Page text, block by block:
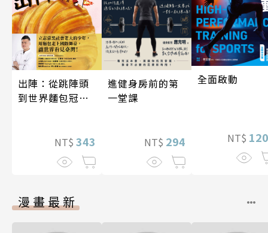
出陣：從跳陣頭
到世界麵包冠
NT$ 343
進健身房前的第
一堂課
NT$ 294
全面啟動
NT$
漫畫最新